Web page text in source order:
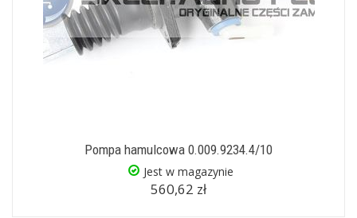
Pompa hamulcowa 0.009.9234.4/10
Jest w magazynie
560,62 zł